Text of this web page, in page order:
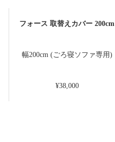
フォース 取替えカバー 200cm
幅200cm (ごろ寝ソファ専用)
¥38,000